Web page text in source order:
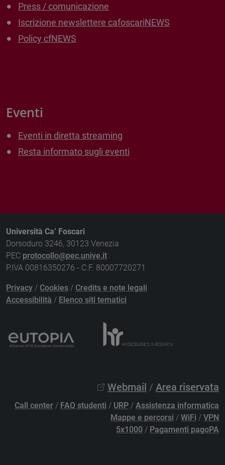
Press / comunicazione
Iscrizione newslettere cafoscariNEWS
Policy cfNEWS
Eventi
Eventi in diretta streaming
Resta informato sugli eventi
Università Ca’ Foscari
Dorsoduro 3246, 30123 Venezia
PEC protocollo@pec.unive.it
P.IVA 00816350276 - C.F. 80007720271
Privacy / Cookies / Credits e note legali
Accessibilità / Elenco siti tematici
Webmail / Area riservata
Call center / FAQ studenti / URP / Assistenza informatica
Mappe e percorsi / WiFi / VPN
5x1000 / Pagamenti pagoPA